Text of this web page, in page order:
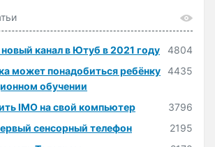
канал в Ютуб в 2021 году
4804
может понадобиться ребёнку
обучении
4435
IMO на свой компьютер
3796
сенсорный телефон
2195